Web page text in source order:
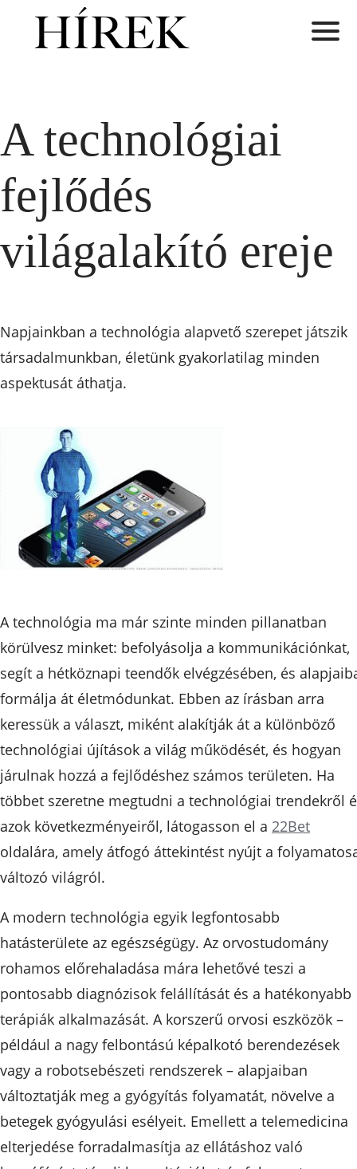
A technológiai
fejlődés
világalakító ereje
Napjainkban a technológia alapvető szerepet játszik
társadalmunkban, életünk gyakorlatilag minden
aspektusát áthatja.
A technológia ma már szinte minden pillanatban
körülvesz minket: befolyásolja a kommunikációnkat,
segít a hétköznapi teendők elvégzésében, és
formálja át életmódunkat. Ebben az írásban arra
keressük a választ, miként alakítják át a különböző
technológiai újítások a világ működését, és hogyan
járulnak hozzá a fejlődéshez számos területen. Ha
többet szeretne megtudni a technológiai trendekről
azok következményeiről, látogasson el a 22Bet
oldalára, amely átfogó áttekintést nyújt a
változó világról.
A modern technológia egyik legfontosabb
hatásterülete az egészségügy. Az orvostudomány
rohamos előrehaladása mára lehetővé teszi a
pontosabb diagnózisok felállítását és a hatékonyabb
terápiák alkalmazását. A korszerű orvosi eszközök –
például a nagy felbontású képalkotó berendezések
vagy a robotsebészeti rendszerek – alapjaiban
változtatják meg a gyógyítás folyamatát, növelve a
betegek gyógyulási esélyeit. Emellett a telemedicina
elterjedése forradalmasítja az ellátáshoz való